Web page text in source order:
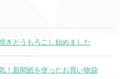
きとうもろこし始めました
！新聞紙を使ったお買い物袋